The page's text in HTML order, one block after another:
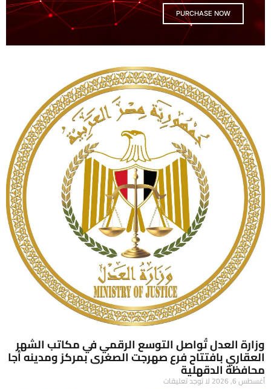
PURCHASE NOW
وزارة العدل تُواصل التوسع الرقمي في مكاتب الشهر
العقاري بافتتاح فرع صهرجت الصغرى بمركز ومدينه أجا
محافظة الدقهلية
أغسطس 6, 2026 لا توجد تعليقات